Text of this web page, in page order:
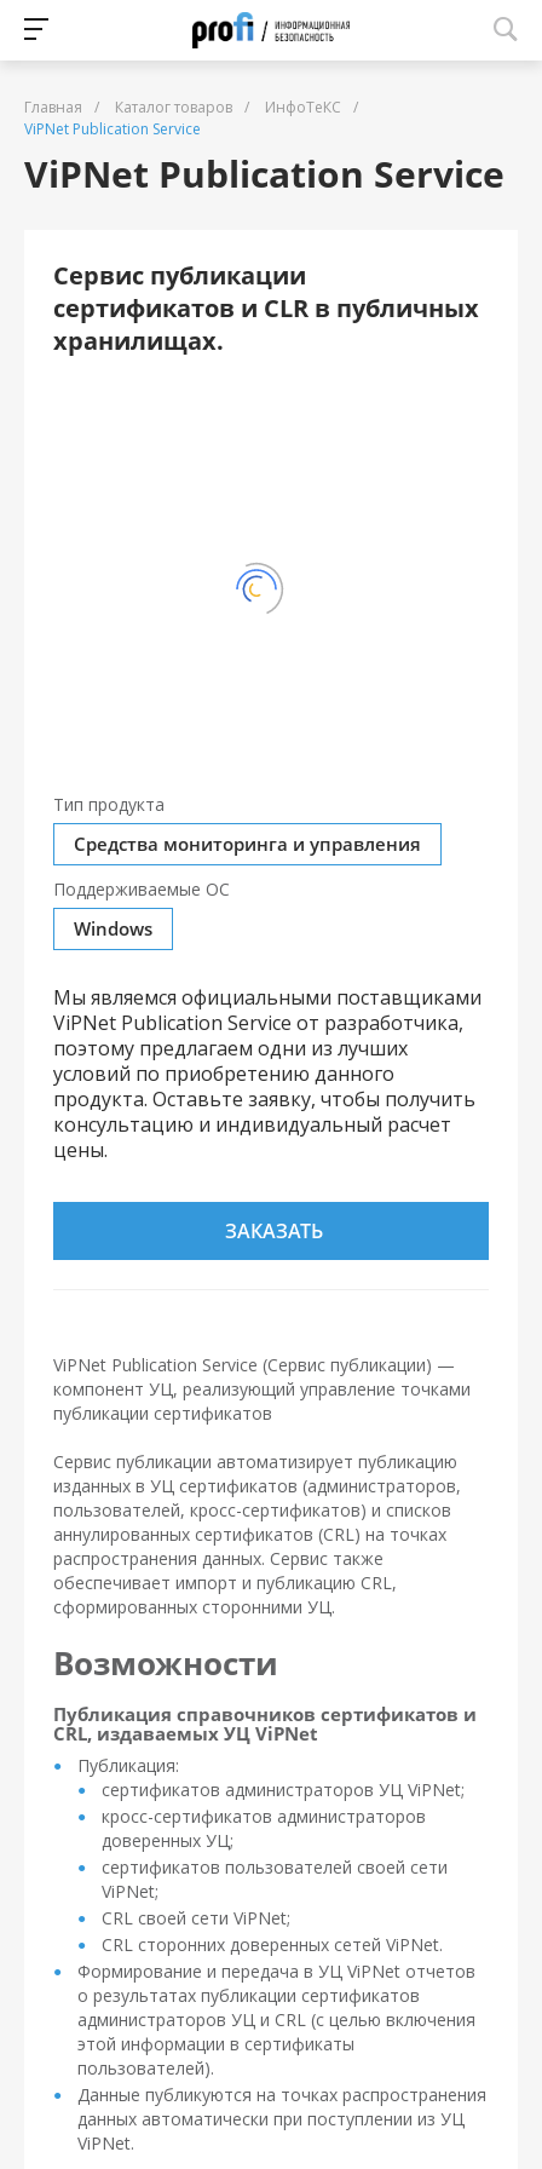
Главная / Каталог товаров / ИнфоТеКС
/
ViPNet Publication Service
ViPNet Publication Service
Сервис публикации
сертификатов и CLR в публичных
хранилищах.
Тип продукта
Средства мониторинга и управления
Поддерживаемые ОС
Windows
Мы являемся официальными поставщиками
ViPNet Publication Service от разработчика,
поэтому предлагаем одни из лучших
условий по приобретению данного
продукта. Оставьте заявку, чтобы получить
консультацию и индивидуальный расчет
цены.
ЗАКАЗАТЬ
ViPNet Publication Service (Сервис публикации) —
компонент УЦ, реализующий управление точками
публикации сертификатов
Сервис публикации автоматизирует публикацию
изданных в УЦ сертификатов (администраторов,
пользователей, кросс-сертификатов) и списков
аннулированных сертификатов (CRL) на точках
распространения данных. Сервис также
обеспечивает импорт и публикацию CRL,
сформированных сторонними УЦ.
Возможности
Публикация справочников сертификатов и
CRL, издаваемых УЦ ViPNet
Публикация:
сертификатов администраторов УЦ ViPNet;
кросс-сертификатов администраторов
доверенных УЦ;
сертификатов пользователей своей сети
ViPNet;
CRL своей сети ViPNet;
CRL сторонних доверенных сетей ViPNet.
Формирование и передача в УЦ ViPNet отчетов
о результатах публикации сертификатов
администраторов УЦ и CRL (с целью включения
этой информации в сертификаты
пользователей).
Данные публикуются на точках распространения
данных автоматически при поступлении из УЦ
ViPNet.